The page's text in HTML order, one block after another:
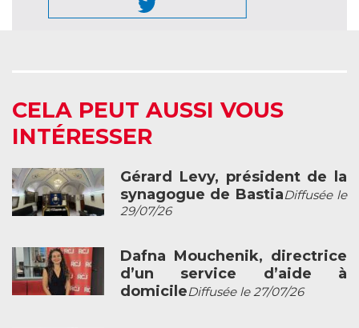
CELA PEUT AUSSI VOUS
INTÉRESSER
Gérard Levy, président de la
synagogue de BastiaDiffusée le
29/07/26
Dafna Mouchenik, directrice
d’un service d’aide à
domicileDiffusée le 27/07/26